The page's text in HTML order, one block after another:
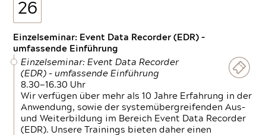
26
Einzelseminar: Event Data Recorder (EDR) –
umfassende Einführung
Einzelseminar: Event Data Recorder
(EDR) – umfassende Einführung
8.30—16.30 Uhr
Wir verfügen über mehr als 10 Jahre Erfahrung in der
Anwendung, sowie der systemübergreifenden Aus-
und Weiterbildung im Bereich Event Data Recorder
(EDR). Unsere Trainings bieten daher einen